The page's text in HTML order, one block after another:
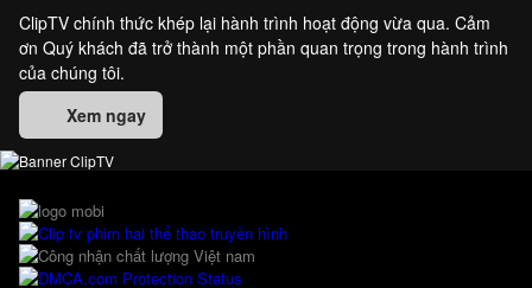
ClipTV chính thức khép lại hành trình hoạt động vừa qua. Cảm
ơn Quý khách đã trở thành một phần quan trọng trong hành trình
của chúng tôi.
Xem ngay